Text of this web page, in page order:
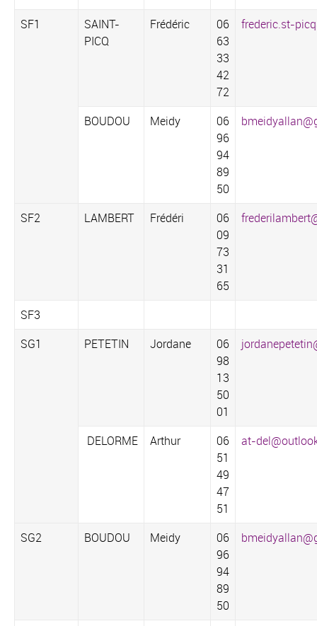
SF1
SAINT-
PICQ
Frédéric
06
63
33
42
72‬
frederic.st-
BOUDOU Meidy
06
96
94
89
50
SF2 LAMBERT Frédéri
06
09
73
31
65
SF3
SG1
PETETIN Jordane
06
98
13
50
01
DELORME Arthur
06
51
49
47
51‬
at-
SG2 BOUDOU Meidy
06
96
94
89
50